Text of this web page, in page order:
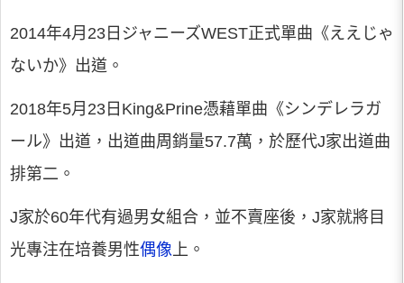
2014年4月23日ジャニーズWEST正式單曲《ええじゃ
ないか》出道。
2018年5月23日King&Prine憑藉單曲《シンデレラガ
ール》出道，出道曲周銷量57.7萬，於歷代J家出道曲
排第二。
J家於60年代有過男女組合，並不賣座後，J家就將目
光專注在培養男性偶像上。